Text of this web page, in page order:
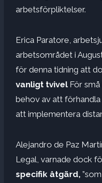
arbetsförpliktelser.
Erica Paratore,
arbetsområdet i
för denna tidning att
vanligt tvivelFör små
behov av att
att implementera
Alejandro de Paz
Legal, varnade dock
specifik åtgärd,